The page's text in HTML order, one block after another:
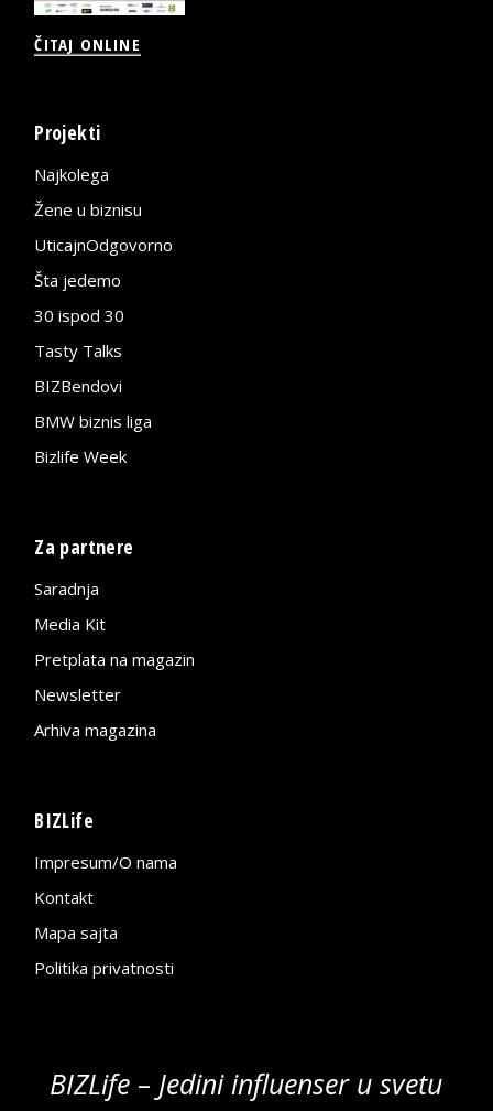
ČITAJ ONLINE
Projekti
Najkolega
Žene u biznisu
UticajnOdgovorno
Šta jedemo
30 ispod 30
Tasty Talks
BIZBendovi
BMW biznis liga
Bizlife Week
Za partnere
Saradnja
Media Kit
Pretplata na magazin
Newsletter
Arhiva magazina
BIZLife
Impresum/O nama
Kontakt
Mapa sajta
Politika privatnosti
BIZLife – Jedini influenser u svetu